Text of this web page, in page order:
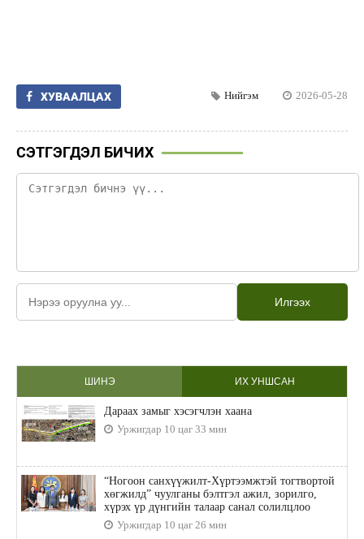
ХУВААЛЦАХ Нийгэм 2026-05-28
СЭТГЭГДЭЛ БИЧИХ
Илгээх
ШИНЭ ИХ УНШСАН
Дараах замыг хэсэгчлэн хаана
Уржигдар 10 цаг 33 мин
“Ногоон санхүүжилт-Хүртээмжтэй тогтвортой
хөгжилд” чуулганы бэлтгэл ажил, зорилго,
хүрэх үр дүнгийн талаар санал солилцлоо
Уржигдар 10 цаг 26 мин